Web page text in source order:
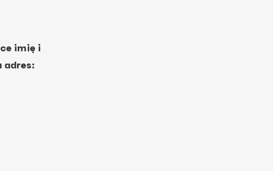
imię i
adres: